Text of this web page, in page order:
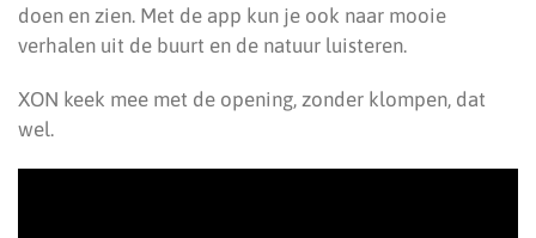
doen en zien. Met de app kun je ook naar mooie
verhalen uit de buurt en de natuur luisteren.
XON keek mee met de opening, zonder klompen, dat
wel.